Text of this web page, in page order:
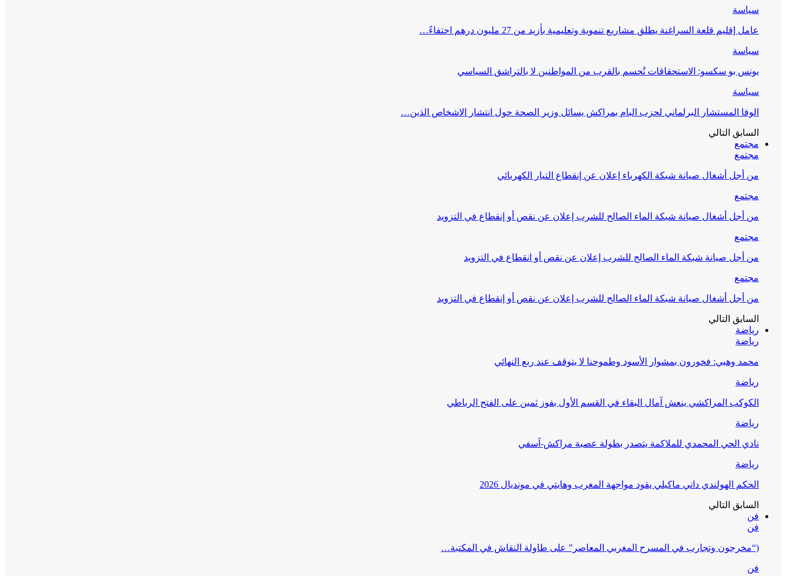
سياسة
عامل إقليم قلعة السراغنة يطلق مشاريع تنموية وتعليمية بأزيد من 27 مليون درهم احتفاءً…
سياسة
يونس بو سكسو: الاستحقاقات تُحسم بالقرب من المواطنين لا بالتراشق السياسي
سياسة
الوفا المستشار البرلماني لحزب البام بمراكش يسائل وزير الصحة حول انتشار الاشخاص الذين…
السابق التالي
مجتمع
مجتمع
من أجل أشغال صيانة شبكة الكهرباء إعلان عن إنقطاع التيار الكهربائي
مجتمع
من أجل أشغال صيانة شبكة الماء الصالح للشرب إعلان عن نقص أو إنقطاع في التزويد
مجتمع
من أجل صيانة شبكة الماء الصالح للشرب إعلان عن نقص أو انقطاع في التزويد
مجتمع
من أجل أشغال صيانة شبكة الماء الصالح للشرب إعلان عن نقص أو إنقطاع في التزويد
السابق التالي
رياضة
رياضة
محمد وهبي: فخورون بمشوار الأسود وطموحنا لا يتوقف عند ربع النهائي
رياضة
الكوكب المراكشي ينعش آمال البقاء في القسم الأول بفوز ثمين على الفتح الرباطي
رياضة
نادي الحي المحمدي للملاكمة يتصدر بطولة عصبة مراكش-آسفي
رياضة
الحكم الهولندي داني ماكيلي يقود مواجهة المغرب وهايتي في مونديال 2026
السابق التالي
فن
فن
(“مخرجون وتجارب في المسرح المغربي المعاصر” على طاولة النقاش في المكتبة…
فن